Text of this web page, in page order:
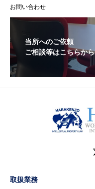
お問い合わせ
当所へのご依頼
ご相談等はこちらから
取扱業務